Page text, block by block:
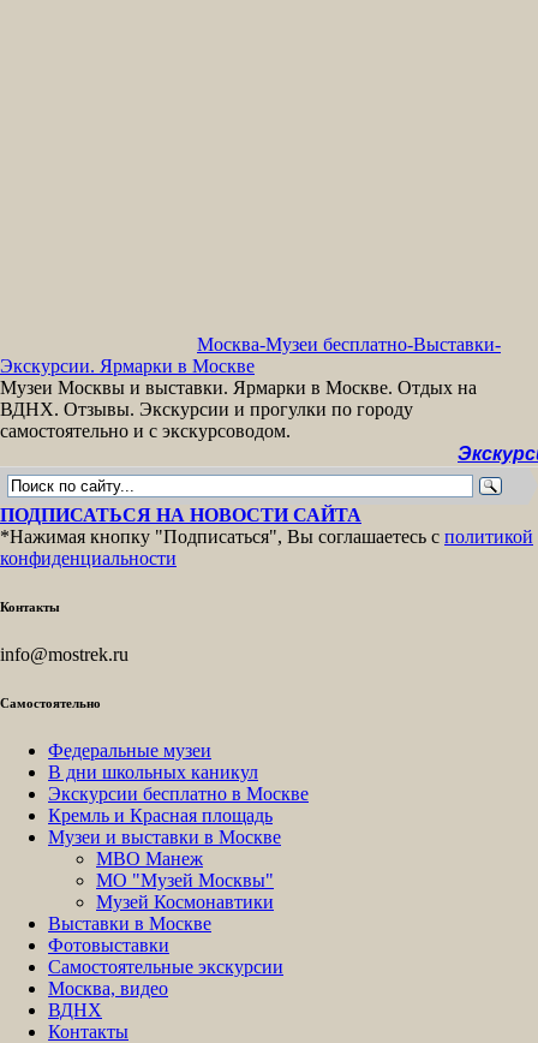
Москва-Музеи бесплатно-Выставки-
Экскурсии. Ярмарки в Москве
Музеи Москвы и выставки. Ярмарки в Москве. Отдых на
ВДНХ. Отзывы. Экскурсии и прогулки по городу
самостоятельно и с экскурсоводом.
Экскурсии
ПОДПИСАТЬСЯ НА НОВОСТИ САЙТА
*Нажимая кнопку "Подписаться", Вы соглашаетесь с политикой
конфиденциальности
Контакты
info@mostrek.ru
Самостоятельно
Федеральные музеи
В дни школьных каникул
Экскурсии бесплатно в Москве
Кремль и Красная площадь
Музеи и выставки в Москве
МВО Манеж
МО "Музей Москвы"
Музей Космонавтики
Выставки в Москве
Фотовыставки
Самостоятельные экскурсии
Москва, видео
ВДНХ
Контакты